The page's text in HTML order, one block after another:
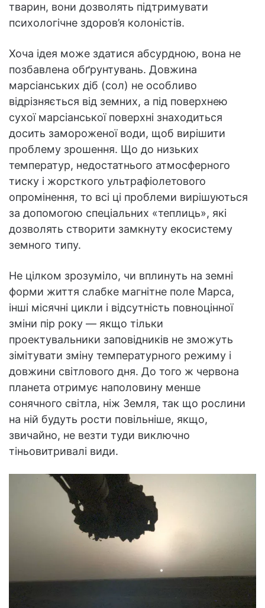
тварин, вони дозволять підтримувати
психологічне здоров’я колоністів.
Хоча ідея може здатися абсурдною, вона не
позбавлена обґрунтувань. Довжина
марсіанських діб (сол) не особливо
відрізняється від земних, а під поверхнею
сухої марсіанської поверхні знаходиться
досить замороженої води, щоб вирішити
проблему зрошення. Що до низьких
температур, недостатнього атмосферного
тиску і жорсткого ультрафіолетового
опромінення, то всі ці проблеми вирішуються
за допомогою спеціальних «теплиць», які
дозволять створити замкнуту екосистему
земного типу.
Не цілком зрозуміло, чи вплинуть на земні
форми життя слабке магнітне поле Марса,
інші місячні цикли і відсутність повноцінної
зміни пір року — якщо тільки
проектувальники заповідників не зможуть
зімітувати зміну температурного режиму і
довжини світлового дня. До того ж червона
планета отримує наполовину менше
сонячного світла, ніж Земля, так що рослини
на ній будуть рости повільніше, якщо,
звичайно, не везти туди виключно
тіньовитривалі види.